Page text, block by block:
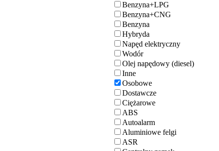
Benzyna+LPG
Benzyna+CNG
Benzyna
Hybryda
Napęd elektryczny
Wodór
Olej napędowy (diesel)
Inne
Osobowe
Dostawcze
Ciężarowe
ABS
Autoalarm
Aluminiowe felgi
ASR